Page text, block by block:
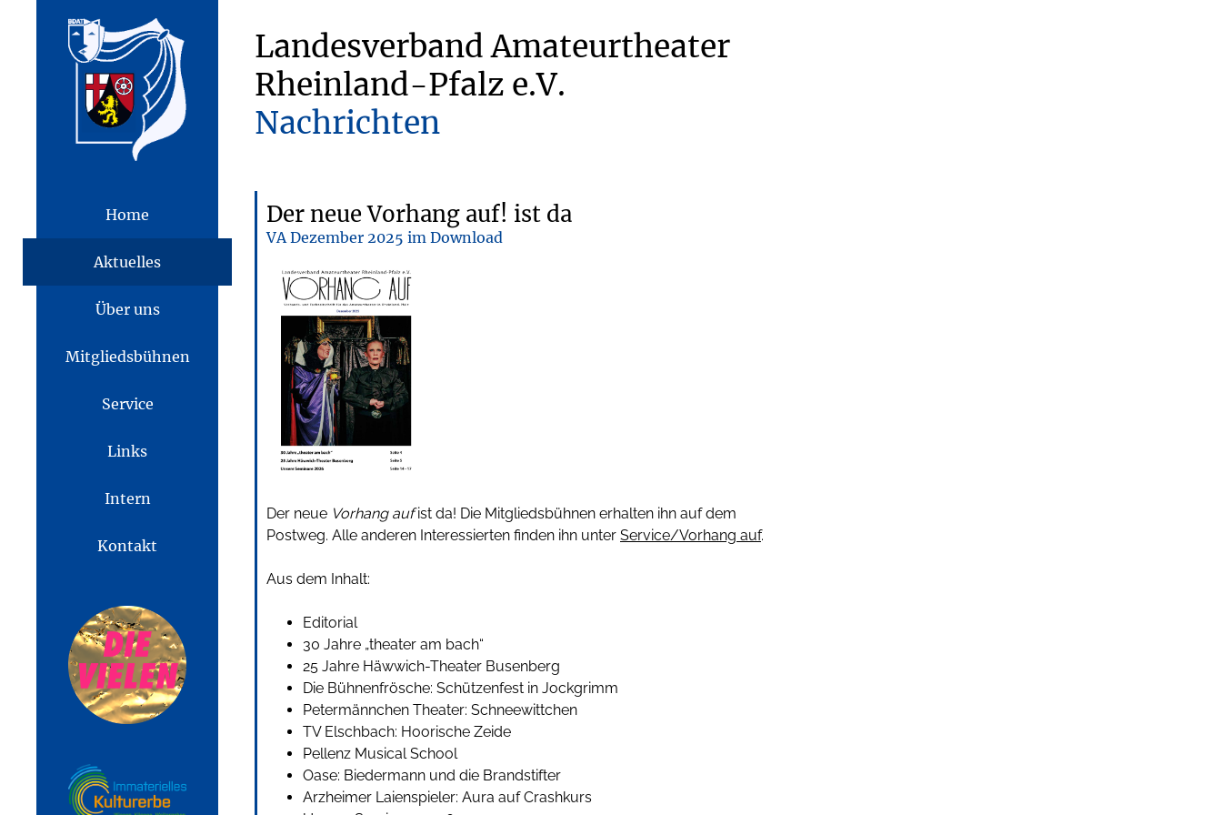
Home
Aktuelles
Über uns
Mitgliedsbühnen
Service
Links
Intern
Kontakt
Landesverband Amateurtheater
Rheinland-Pfalz e.V.
Nachrichten
Der neue Vorhang auf! ist da
VA Dezember 2025 im Download
Der neue Vorhang aufist da! Die Mitgliedsbühnen erhalten ihn auf dem
Postweg. Alle anderen Interessierten finden ihn unter Service/Vorhang auf.
Aus dem Inhalt:
Editorial
30 Jahre „theater am bach“
25 Jahre Häwwich-Theater Busenberg
Die Bühnenfrösche: Schützenfest in Jockgrimm
Petermännchen Theater: Schneewittchen
TV Elschbach: Hoorische Zeide
Pellenz Musical School
Oase: Biedermann und die Brandstifter
Arzheimer Laienspieler: Aura auf Crashkurs